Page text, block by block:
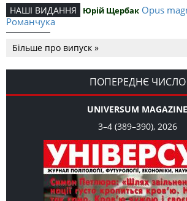
НАШІ ВИДАННЯ Юрій Щербак Opus
Романчука
Романчука
Editorial Oleh K. Romanchuk Журавель і
уособлення української політстратегії й
Більше про випуск »
ПОПЕРЕДНЄ ЧИСЛО
UNIVERSUM MAGAZINE
3–4 (389–390), 2026